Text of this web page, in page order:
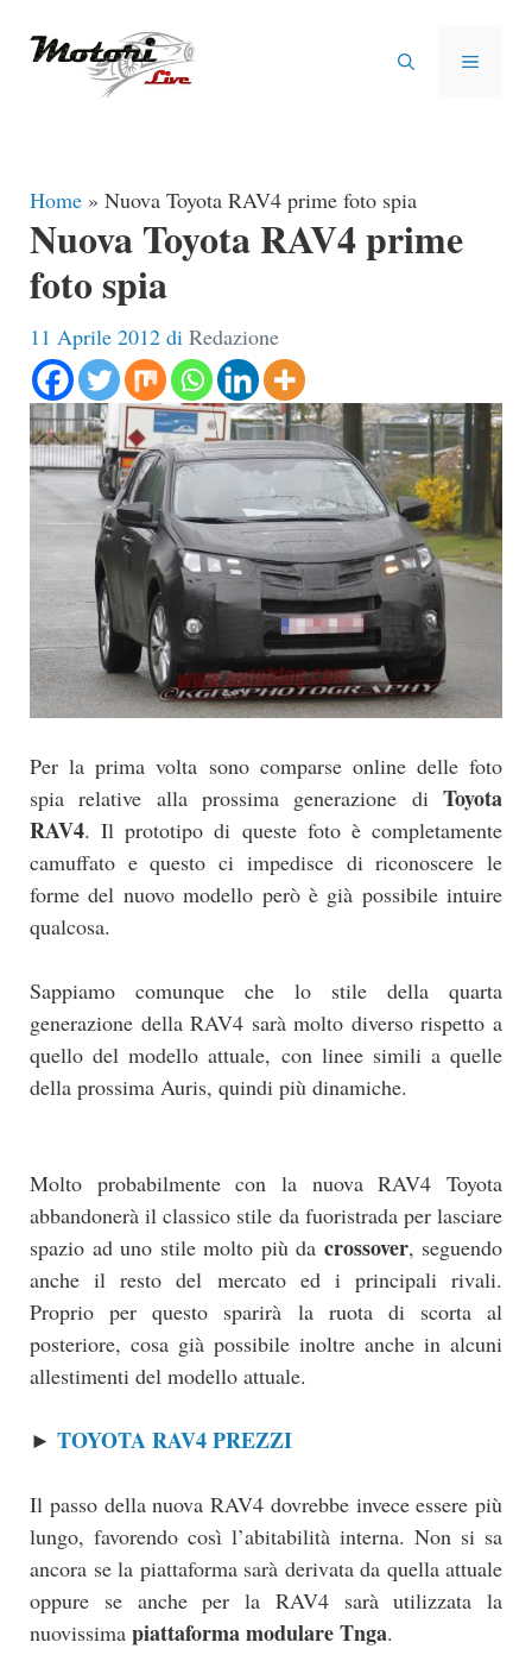
MENU
Home » Nuova Toyota RAV4 prime foto spia
Nuova Toyota RAV4 prime
foto spia
11 Aprile 2012 di Redazione
Per la prima volta sono comparse online delle foto
spia relative alla prossima generazione di Toyota
RAV4. Il prototipo di queste foto è completamente
camuffato e questo ci impedisce di riconoscere le
forme del nuovo modello però è già possibile intuire
qualcosa.
Sappiamo comunque che lo stile della quarta
generazione della RAV4 sarà molto diverso rispetto a
quello del modello attuale, con linee simili a quelle
della prossima Auris, quindi più dinamiche.
Molto probabilmente con la nuova RAV4 Toyota
abbandonerà il classico stile da fuoristrada per lasciare
spazio ad uno stile molto più da crossover, seguendo
anche il resto del mercato ed i principali rivali.
Proprio per questo sparirà la ruota di scorta al
posteriore, cosa già possibile inoltre anche in alcuni
allestimenti del modello attuale.
► TOYOTA RAV4 PREZZI
Il passo della nuova RAV4 dovrebbe invece essere più
lungo, favorendo così l’abitabilità interna. Non si sa
ancora se la piattaforma sarà derivata da quella attuale
oppure se anche per la RAV4 sarà utilizzata la
nuovissima piattaforma modulare Tnga.